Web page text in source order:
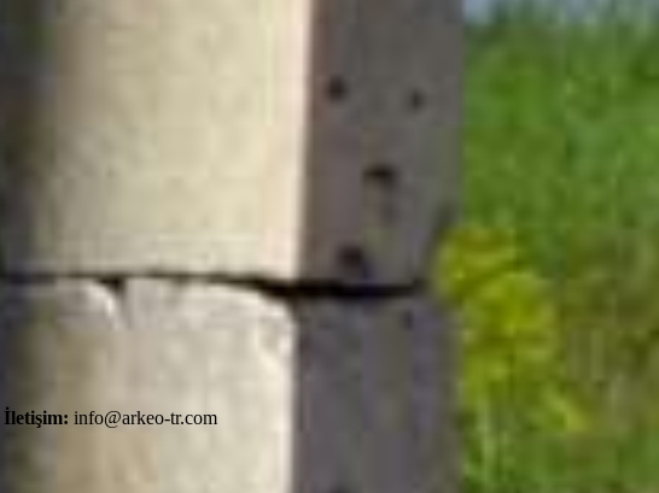
İletişim: info@arkeo-tr.com